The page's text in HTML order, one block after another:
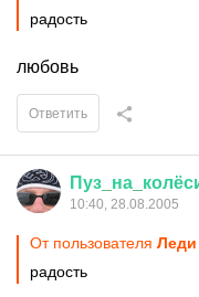
радость
любовь
Ответить
Пуз на
10:40, 28.08.2005
От пользователя Леди
радость